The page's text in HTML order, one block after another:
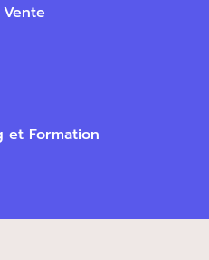
et Formation